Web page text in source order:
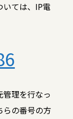
ては、IP電
理を行なっ
らの番号の方